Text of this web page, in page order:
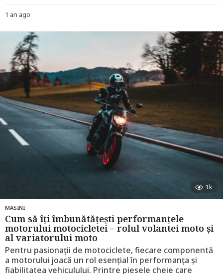
1 an ago
n
a
g
o
1k
MASINI
Cum să îți îmbunătățești performanțele
motorului motocicletei – rolul volantei moto și
al variatorului moto
Pentru pasionații de motociclete, fiecare componentă
a motorului joacă un rol esențial în performanța și
fiabilitatea vehiculului. Printre piesele cheie care